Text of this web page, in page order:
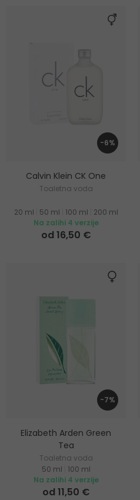
-6%
Calvin Klein CK One
Toaletna voda
20 ml 50 ml 100 ml
200 ml
Na zalihi 4 verzije
od 16,50 €
-7%
Elizabeth Arden Green
Tea
Toaletna voda
50 ml
100 ml
Na zalihi 4 verzije
od 11,50 €